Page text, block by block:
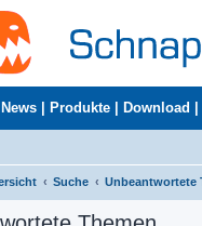
News Produkte Download
Suche Unbeantwortete